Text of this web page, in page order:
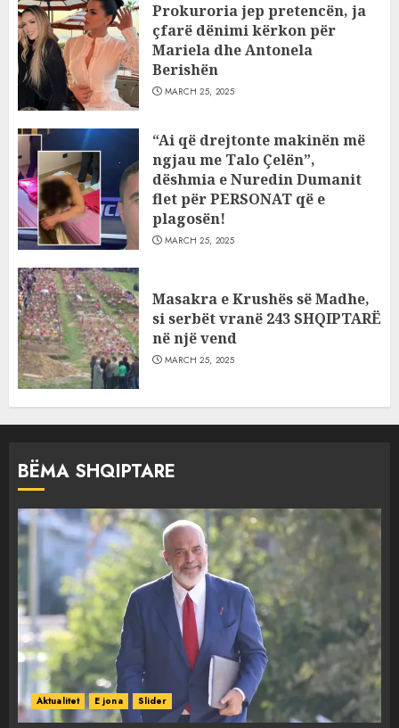
Prokuroria jep pretencën, ja
çfarë dënimi kërkon për
Mariela dhe Antonela
Berishën
MARCH 25, 2025
“Ai që drejtonte makinën më
ngjau me Talo Çelën”,
dëshmia e Nuredin Dumanit
flet për PERSONAT që e
plagosën!
MARCH 25, 2025
Masakra e Krushës së Madhe,
si serbët vranë 243 SHQIPTARË
në një vend
MARCH 25, 2025
BËMA SHQIPTARE
Aktualitet E jona Slider